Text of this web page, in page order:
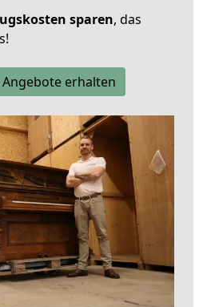
sparen, das
erhalten